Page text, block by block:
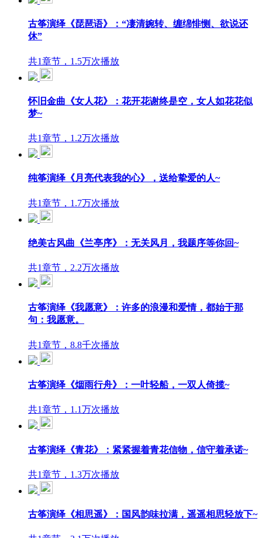
古筝演绎《琵琶语》：“凄清婉转、缠绵悱恻、欲说还
休”
共1章节，1.5万次播放
怀旧金曲《女人花》：花开花谢终是空，女人如花花似
梦~
共1章节，1.2万次播放
纯筝演绎《月亮代表我的心》，送给挚爱的人~
共1章节，1.7万次播放
绝美古风曲《兰亭序》：无关风月，我题序等你回~
共1章节，2.2万次播放
古筝演绎《我愿意》：许多的浪漫和爱情，都始于那
句：我愿意。
共1章节，8.8千次播放
古筝演绎《烟雨行舟》：一叶轻船，一双人倚揽~
共1章节，1.1万次播放
古筝演绎《青花》：紧紧握着青花信物，信守着承诺~
共1章节，1.3万次播放
古筝演绎《相思遥》：国风韵味拉满，遥遥相思轻放下~